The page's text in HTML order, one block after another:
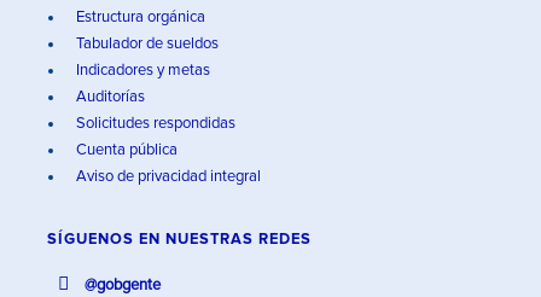
Estructura orgánica
Tabulador de sueldos
Indicadores y metas
Auditorías
Solicitudes respondidas
Cuenta pública
Aviso de privacidad integral
SÍGUENOS EN NUESTRAS REDES
@gobgente